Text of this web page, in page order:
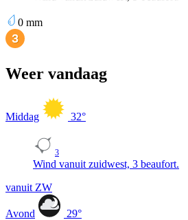
0 mm
Weer vandaag
Middag 32°
3
Wind vanuit zuidwest, 3 beaufort.
vanuit ZW
Avond 29°